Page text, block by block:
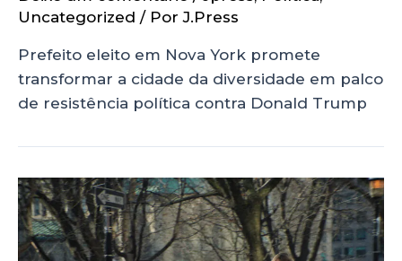
Uncategorized / PorJ.Press
Prefeito eleito em Nova York promete
transformar a cidade da diversidade em palco
de resistência política contra Donald Trump